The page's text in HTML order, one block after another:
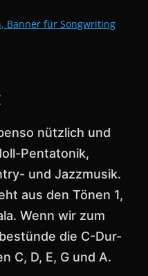
nützlich und
Pentatonik,
und Jazzmusik.
aus den Tönen 1,
Wenn wir zum
die C-Dur-
C, D, E, G und A.